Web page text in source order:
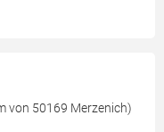
von 50169 Merzenich)